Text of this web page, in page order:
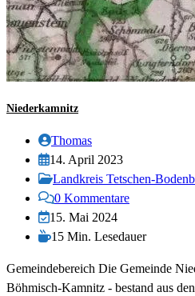
Niederkamnitz
Beitrags-
Autor:
Thomas
Beitrag
veröffentlicht:
14. April 2023
Beitrags-
Kategorie:
Landkreis Tetschen-
Beitrags-
Kommentare:
0 Kommentare
Beitrag
zuletzt
am:
15. Mai 2024
Lesedauer:
15 Min. Lesedauer
Gemeindebereich Die Gemeinde
Böhmisch-Kamnitz - bestand aus